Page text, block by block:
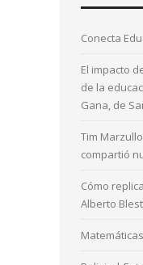
Conecta
El impacto
de la
Gana, de
Tim
compartió
Cómo
Alberto